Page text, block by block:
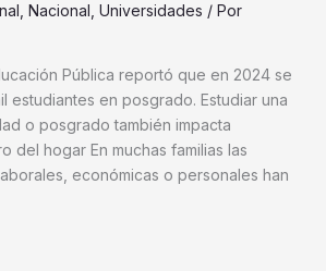
Nacional Universidades / Por
Pública reportó que en 2024 se
estudiantes en posgrado. Estudiar una
o posgrado también impacta
del hogar En muchas familias las
económicas o personales han